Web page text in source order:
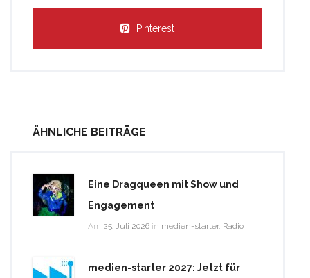
Pinterest
ÄHNLICHE BEITRÄGE
Eine Dragqueen mit Show und
Engagement
Am 25. Juli 2026 in medien-starter, Radio
medien-starter 2027: Jetzt für